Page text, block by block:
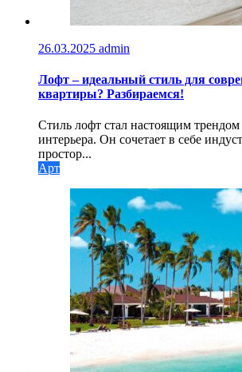
26.03.2025 admin
Лофт – идеальный стиль для
квартиры? Разбираемся!
Стиль лофт стал настоящим
интерьера. Он сочетает в себе
простор...
Арт